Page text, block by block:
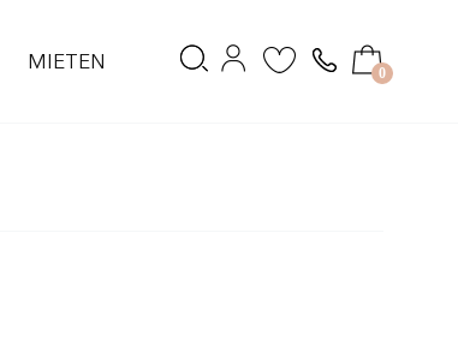
MIETEN 0